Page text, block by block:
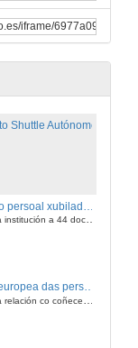
Acto académico de San Tomé de Aquino 2026
Shuttle Autónomo
Entregouse a insignia da institución a 44 docentes e investigadores (PDI) e 20 membros do persoal técnico de administración e servizos (PTXAS)
G-Night 2025. Noite europea das persoas investigadoras